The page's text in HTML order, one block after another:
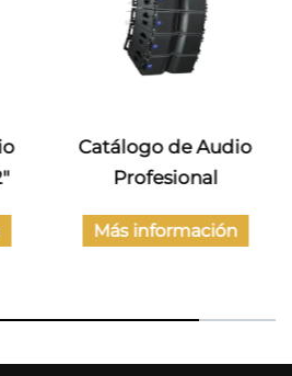
Catálogo de Audio
Profesional
Más información